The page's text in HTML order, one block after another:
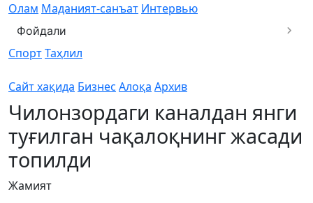
Олам Маданият-санъат Интервью
Фойдали
СпортТаҳлил
Сайт хақида Бизнес Алоқа Архив
Чилонзордаги каналдан янги
туғилган чақалоқнинг жасади
топилди
Жамият